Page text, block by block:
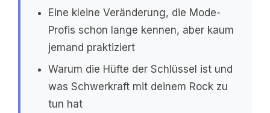
Eine kleine Veränderung, die Mode-
Profis schon lange kennen, aber kaum
jemand praktiziert
Warum die Hüfte der Schlüssel ist und
was Schwerkraft mit deinem Rock zu
tun hat